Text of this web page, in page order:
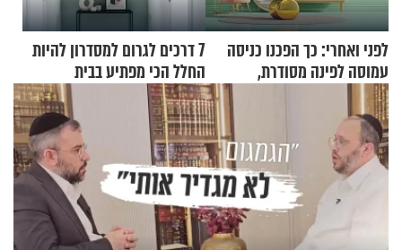
לפני ואחרי: כך הפכנו כניסה
עמוסה לפינה מסודרת,
שימושית ומזמינה
7 דרכים לגרום למסדרון להיות
החלל הכי מפתיע בבית